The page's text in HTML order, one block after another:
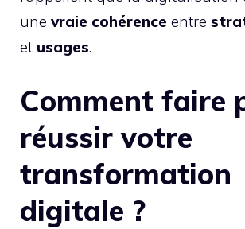
une vraie cohérence entre
et usages.
Comment faire
réussir votre
transformation
digitale ?